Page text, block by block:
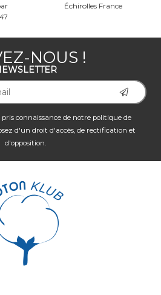
Échirolles France
NOUS !
connaissance de notre politique de
d'un droit d'accès, de rectification et
d'opposition.